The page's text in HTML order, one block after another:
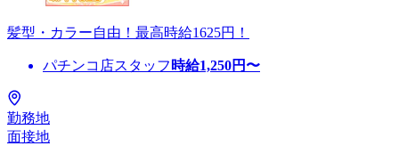
髪型・カラー自由！最高時給1625円！
パチンコ店スタッフ 時給1,250円〜
勤務地
面接地